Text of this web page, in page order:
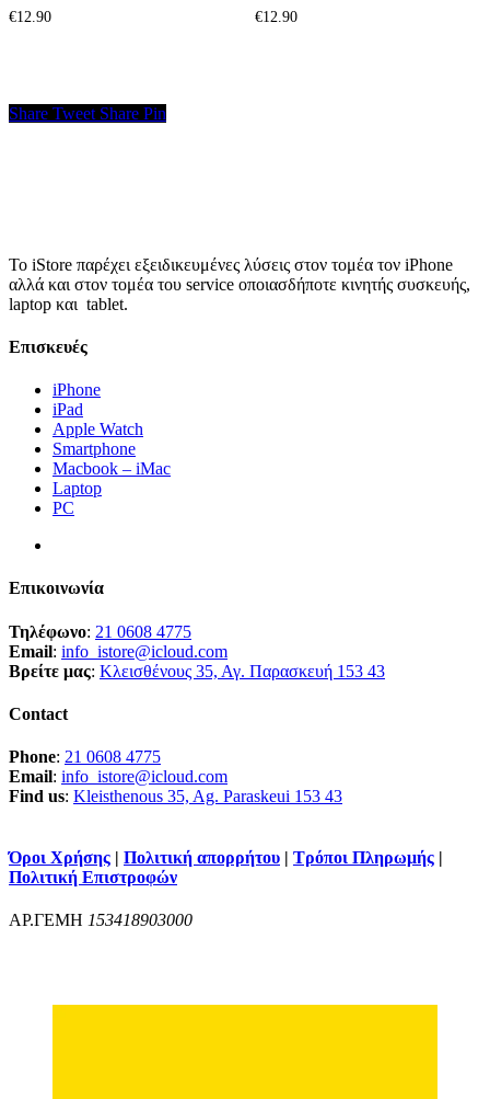
€12.90 €12.90
Share Tweet Share Pin
Το iStore παρέχει εξειδικευμένες λύσεις στον τομέα τον iPhone
αλλά και στον τομέα του service οποιασδήποτε κινητής συσκευής,
laptop και tablet.
Επισκευές
iPhone
iPad
Apple Watch
Smartphone
Macbook – iMac
Laptop
PC
Επικοινωνία
Τηλέφωνο: 21 0608 4775
Email: info_istore@icloud.com
Βρείτε μας: Κλεισθένους 35, Αγ. Παρασκευή 153 43
Contact
Phone: 21 0608 4775
Email: info_istore@icloud.com
Find us: Kleisthenous 35, Ag. Paraskeui 153 43
Όροι Χρήσης | Πολιτική απορρήτου | Τρόποι Πληρωμής |
Πολιτική Επιστροφών
ΑΡ.ΓΕΜΗ 153418903000